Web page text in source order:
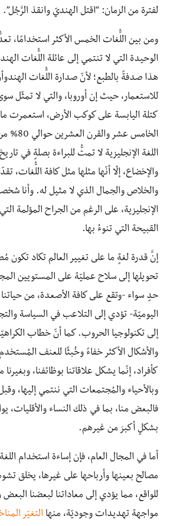
لفترة من الزمان: “اقتل الهنديّ وانقذ الرَّجُل”.
ومن بين اللُّغات الخمس الأكثر استخدامًا،
الوحيدة التي لا تنتمي إلى عائلة اللُّغات
هذا صدفةً بالطبع؛ لأنّ صدارة اللُّغات
كتلة اليابسة على كوكب الأرض، استعمرت
الخامس عشر
اللغة الإنجليزية لا تمتُّ للبراءة بصلةٍ في
والإخضاع، إلّا أنّها مثلها مثل كافة اللُّغات،
والخلاص والجمال الذي لا مثيل له. وأنا
الإنجليزية، على الرغم من الجراح المؤلمة
القبيحة التي تنوءُ بها.
إنَّ قدرة لغةٍ ما على تغيير العالم تكاد تكون
تحويلها إلى سلاح عمليّة على المستويين
حدٍ سواء -وتقع على كافة الأصعدة، من
اليوميّة- تؤدي إلى التلاعب في السياسة
إلى تكنولوجيا الحروب. كما أنّ خطاب
والأشكال الأكثر خفاءً وخُبثًا للعنف
كأفراد، إنّما يشكل علاقاتنا بوظائفنا، وبغيرنا
وبالأحياء والمُجتمعات التي ننتمي إليها،
فالبعض منا، بما في ذلك النساء والأقليات،
بشكلٍ أكبرَ من غيرهم.
أما في المجال العام، فإن إساءة استخدام
مصالح بعينها وأرباحها على غيرها، يخلق
للواقع، مما يؤدي إلى معاداتنا لبعضنا
مواجهة تهديدات وجوديّة، منها التغيّر